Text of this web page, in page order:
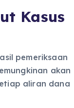
Kasus
pemeriksaan
akan
aliran dana